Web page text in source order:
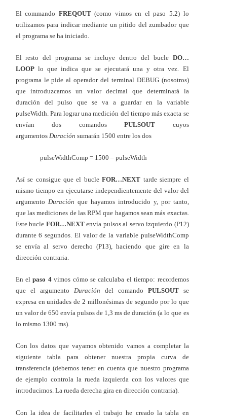
El commando FREQOUT(como vimos en el paso 5.2) lo
utilizamos para indicar mediante un pitido del zumbador que
el programa se ha iniciado.
El resto del programa se incluye dentro del bucle DO…
LOOPlo que indica que se ejecutará una y otra vez. El
programa le pide al operador del terminal DEBUG (nosotros)
que introduzcamos un valor decimal que determinará la
duración del pulso que se va a guardar en la variable
pulseWidth. Para lograr una medición del tiempo más exacta se
envían dos comandosPULSOUT cuyos
argumentos Duración sumarán 1500 entre los dos
pulseWidthComp = 1500 – pulseWidth
Así se consigue que el bucleFOR…NEXT tarde siempre el
mismo tiempo en ejecutarse independientemente del valor del
argumento Duración que hayamos introducido y, por tanto,
que las mediciones de las RPM que hagamos sean más exactas.
Este bucle FOR…NEXTenvía pulsos al servo izquierdo (P12)
durante 6 segundos. El valor de la variable pulseWidthComp
se envía al servo derecho (P13), haciendo que gire en la
dirección contraria.
En elpaso 4vimos cómo se calculaba el tiempo: recordemos
que el argumento Duración del comando PULSOUT se
expresa en unidades de 2 millonésimas de segundo por lo que
un valor de 650 envía pulsos de 1,3 ms de duración (a lo que es
lo mismo 1300 ms).
Con los datos que vayamos obtenido vamos a completar la
siguiente tabla para obtener nuestra propia curva de
transferencia (debemos tener en cuenta que nuestro programa
de ejemplo controla la rueda izquierda con los valores que
introducimos. La rueda derecha gira en dirección contraria).
Con la idea de facilitarles el trabajo he creado la tabla en